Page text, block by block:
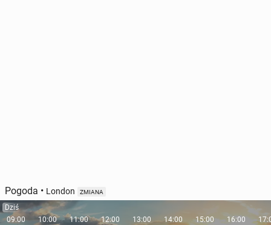
Pogoda • London ZMIANA
Dziś
09:00
10:00 11:00 12:00 13:00 14:00 15:00 16:00